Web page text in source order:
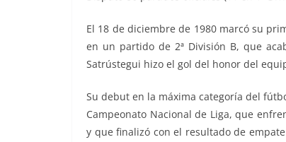
El 18 de diciembre de 1980 marcó su
en un partido de 2ª División B, que
Satrústegui hizo el gol del honor del
Su debut en la máxima categoría del
Campeonato Nacional de Liga, que
y que finalizó con el resultado de